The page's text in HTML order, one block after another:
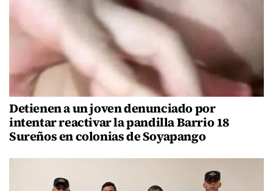
Detienen a un joven denunciado por
intentar reactivar la pandilla Barrio 18
Sureños en colonias de Soyapango